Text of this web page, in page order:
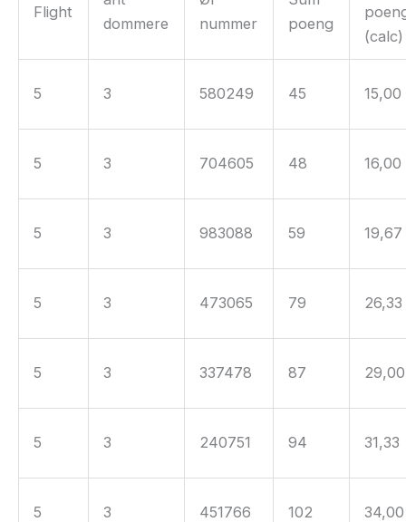
Flight
dommere
nummer
poeng
(calc)
5 3 580249 45 15,00
5 3 704605 48 16,00
5 3 983088 59 19,67
5 3 473065 79 26,33
5 3 337478 87 29,00
5 3 240751 94 31,33
5 3 451766 102 34,00